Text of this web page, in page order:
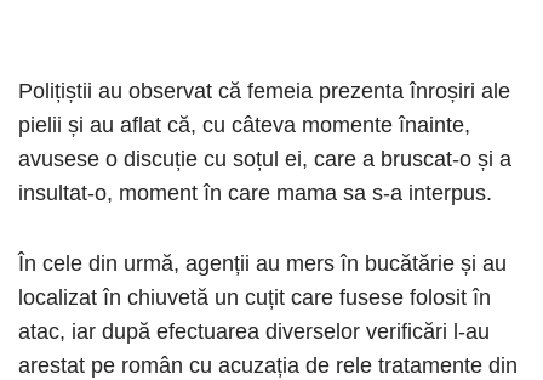
Polițiștii au observat că femeia prezenta înroșiri ale
pielii și au aflat că, cu câteva momente înainte,
avusese o discuție cu soțul ei, care a bruscat-o și a
insultat-o, moment în care mama sa s-a interpus.
În cele din urmă, agenții au mers în bucătărie și au
localizat în chiuvetă un cuțit care fusese folosit în
atac, iar după efectuarea diverselor verificări l-au
arestat pe român cu acuzația de rele tratamente din